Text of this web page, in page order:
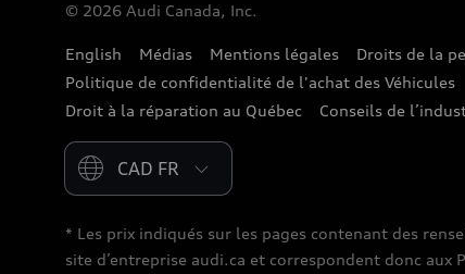
© 2026 Audi Canada, Inc.
English Médias Mentions légales Droits de la
Politique de confidentialité de l'achat des Véhicules
Droit à la réparation au Québec
Conseils de
Please select country
* Les prix indiqués sur les pages contenant des
site d’entreprise audi.ca et correspondent donc